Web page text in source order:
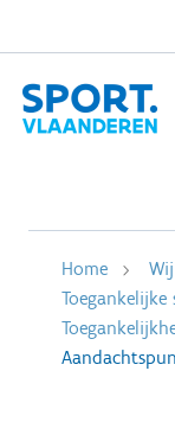
Home